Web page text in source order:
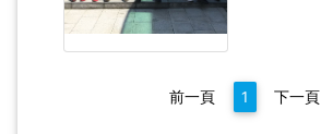
前一頁 1 下一頁